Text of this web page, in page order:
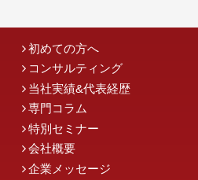
初めての方へ
コンサルティング
当社実績&代表経歴
専門コラム
特別セミナー
会社概要
企業メッセージ